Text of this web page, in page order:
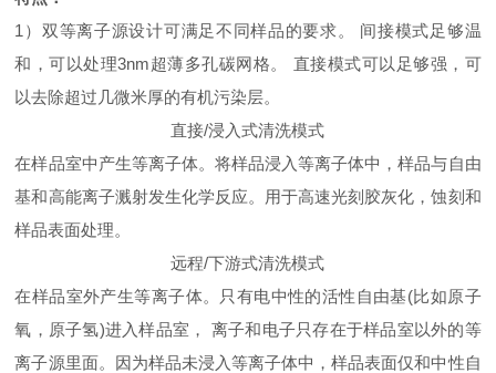
1）双等离子源设计可满足不同样品的要求。 间接模式足够温
和，可以处理3nm超薄多孔碳网格。 直接模式可以足够强，可
以去除超过几微米厚的有机污染层。
直接/浸入式清洗模式
在样品室中产生等离子体。将样品浸入等离子体中，样品与自由
基和高能离子溅射发生化学反应。用于高速光刻胶灰化，蚀刻和
样品表面处理。
远程/下游式清洗模式
在样品室外产生等离子体。只有电中性的活性自由基(比如原子
氧，原子氢)进入样品室， 离子和电子只存在于样品室以外的等
离子源里面。因为样品未浸入等离子体中，样品表面仅和中性自